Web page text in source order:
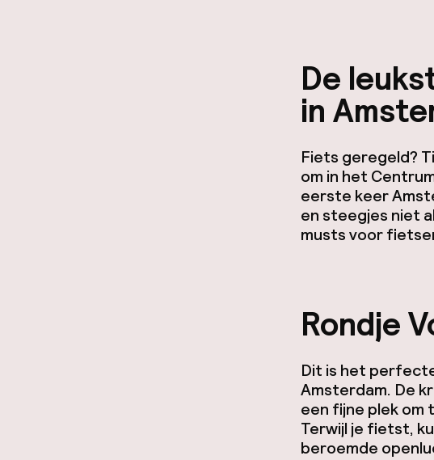
De
in
Fiets geregeld?
om in het
eerste keer
en steegjes niet
musts voor
Rondje
Dit is het
Amsterdam. De
een fijne plek om
Terwijl je fietst,
beroemde